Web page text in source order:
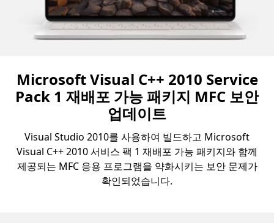
Microsoft Visual C++ 2010 Service
Pack 1 재배포 가능 패키지 MFC 보안
업데이트
Visual Studio 2010를 사용하여 빌드하고 Microsoft
Visual C++ 2010 서비스 팩 1 재배포 가능 패키지와 함께
제공되는 MFC 응용 프로그램을 약화시키는 보안 문제가
확인되었습니다.